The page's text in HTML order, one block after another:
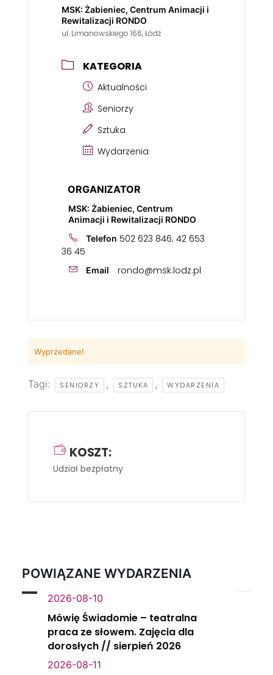
MSK: Żabieniec, Centrum Animacji i
Rewitalizacji RONDO
ul. Limanowskiego 166, Łódź
KATEGORIA
Aktualności
Seniorzy
Sztuka
Wydarzenia
ORGANIZATOR
MSK: Żabieniec, Centrum
Animacji i Rewitalizacji RONDO
Telefon 502 623 846; 42 653
36 45
Email rondo@msk.lodz.pl
Wyprzedane!
Tagi: SENIORZY , SZTUKA , WYDARZENIA
KOSZT:
Udział bezpłatny
POWIĄZANE WYDARZENIA
2026-08-10
Mówię Świadomie – teatralna
praca ze słowem. Zajęcia dla
dorosłych // sierpień 2026
2026-08-11